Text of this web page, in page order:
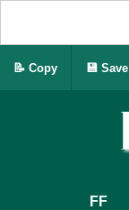
FF
📝 Copy 💾 Save